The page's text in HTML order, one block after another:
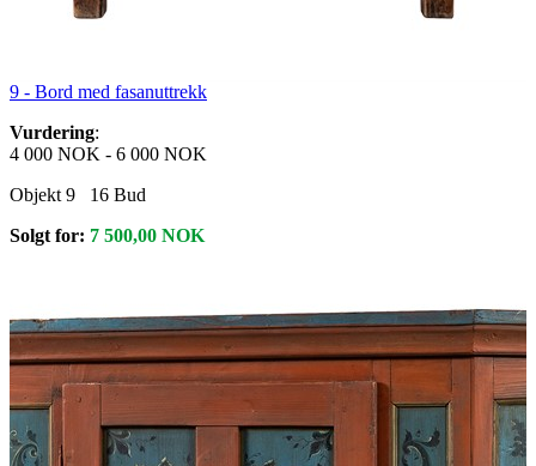
9 - Bord med fasanuttrekk
Vurdering:
4 000 NOK - 6 000 NOK
Objekt 9
16 Bud
Solgt for: 7 500,00 NOK